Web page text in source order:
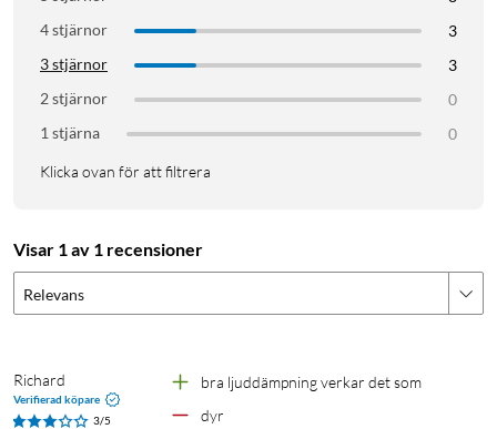
4 stjärnor
3
3 stjärnor
3
2 stjärnor
0
1 stjärna
0
Klicka ovan för att filtrera
Visar 1 av 1 recensioner
Relevans
Richard
Verifierad köpare
3/5
bra ljuddämpning verkar det som
dyr